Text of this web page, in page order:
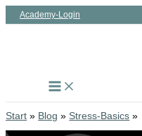
ZumAcademy-Login
Start Blog Stress-Basics